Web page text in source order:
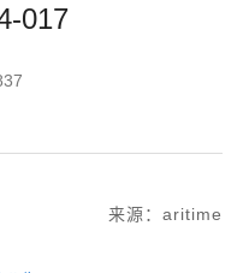
017
来源：aritime